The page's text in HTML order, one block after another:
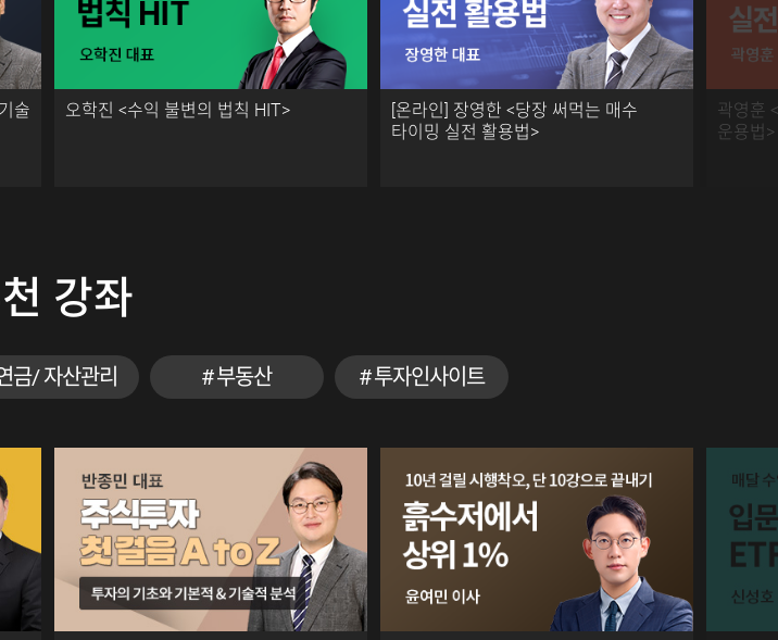
술
오학진 <수익 불변의 법칙 HIT>
[온라인] 장영한 <당장 써먹는 매수
타이밍 실전 활용법>
곽영훈
운용법>
강좌
금/ 자산관리 부동산 투자인사이트